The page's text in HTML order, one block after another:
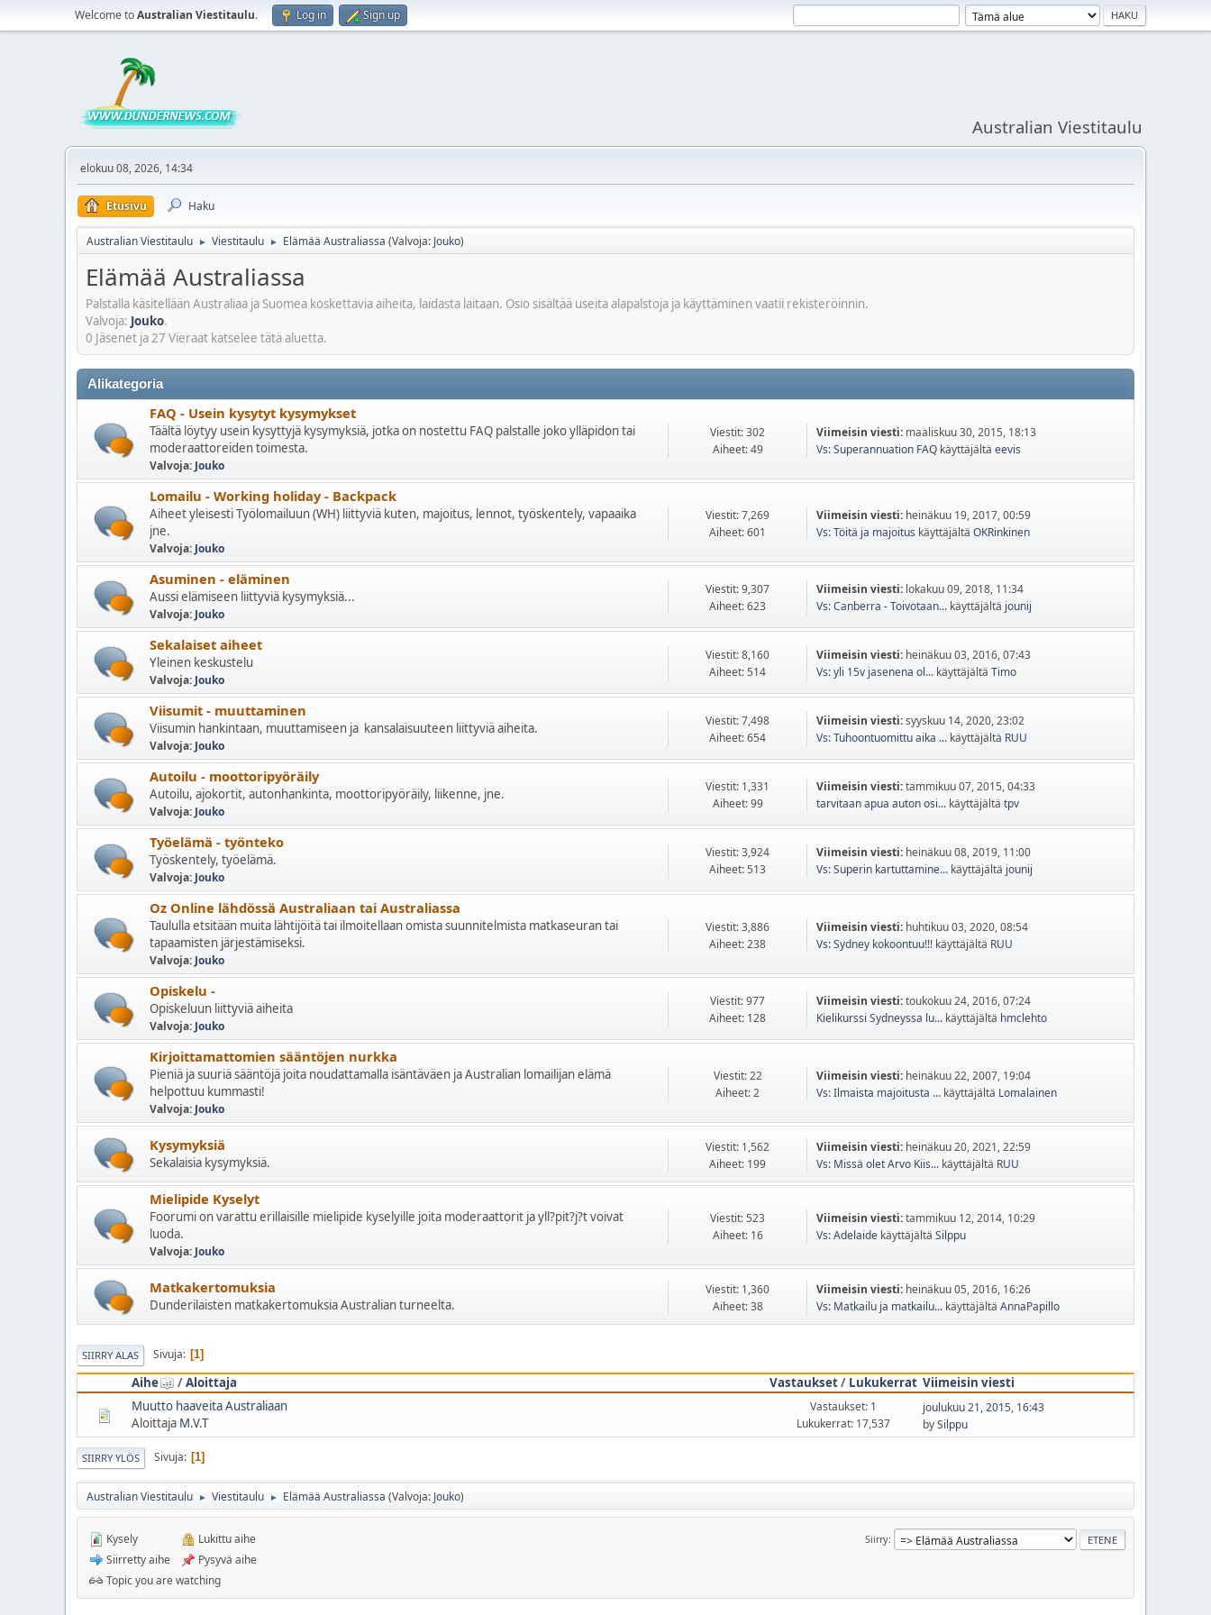
Welcome toAustralian Viestitaulu. Log in Sign up
Australian Viestitaulu
elokuu 08, 2026, 14:34
Etusivu Haku
Australian Viestitaulu ► Viestitaulu ► Elämää Australiassa (Valvoja: Jouko)
Elämää Australiassa
Palstalla käsitellään Australiaa ja Suomea koskettavia aiheita, laidasta laitaan. Osio sisältää useita alapalstoja ja käyttäminen vaatii rekisteröinnin.
Valvoja: Jouko.
0 Jäsenet ja 27 Vieraat katselee tätä aluetta.
Alikategoria
FAQ - Usein kysytyt kysymykset
Täältä löytyy usein kysyttyjä kysymyksiä, jotka on nostettu FAQ palstalle joko ylläpidon tai
moderaattoreiden toimesta.
Valvoja: Jouko
Viestit: 302
Aiheet: 49
Viimeisin viesti: maaliskuu 30, 2015, 18:13
Vs: Superannuation FAQ käyttäjältäeevis
Lomailu - Working holiday - Backpack
Aiheet yleisesti Työlomailuun (WH) liittyviä kuten, majoitus, lennot, työskentely, vapaaika
jne.
Valvoja: Jouko
Viestit: 7,269
Aiheet: 601
Viimeisin viesti: heinäkuu 19, 2017, 00:59
Vs: Töitä ja majoitus käyttäjältäOKRinkinen
Asuminen - eläminen
Aussi elämiseen liittyviä kysymyksiä...
Valvoja: Jouko
Viestit: 9,307
Aiheet: 623
Viimeisin viesti: lokakuu 09, 2018, 11:34
Vs: Canberra - Toivotaan... käyttäjältä jounij
Sekalaiset aiheet
Yleinen keskustelu
Valvoja: Jouko
Viestit: 8,160
Aiheet: 514
Viimeisin viesti: heinäkuu 03, 2016, 07:43
Vs: yli 15v jasenena ol... käyttäjältäTimo
Viisumit - muuttaminen
Viisumin hankintaan, muuttamiseen ja kansalaisuuteen liittyviä aiheita.
Valvoja: Jouko
Viestit: 7,498
Aiheet: 654
Viimeisin viesti:syyskuu 14, 2020, 23:02
Vs: Tuhoontuomittu aika ... käyttäjältä RUU
Autoilu - moottoripyöräily
Autoilu, ajokortit, autonhankinta, moottoripyöräily, liikenne, jne.
Valvoja: Jouko
Viestit: 1,331
Aiheet: 99
Viimeisin viesti:tammikuu 07, 2015, 04:33
tarvitaan apua auton osi... käyttäjältätpv
Työelämä - työnteko
Työskentely, työelämä.
Valvoja: Jouko
Viestit: 3,924
Aiheet: 513
Viimeisin viesti: heinäkuu 08, 2019, 11:00
Vs: Superin kartuttamine... käyttäjältä jounij
Oz Online lähdössä Australiaan tai Australiassa
Taululla etsitään muita lähtijöitä tai ilmoitellaan omista suunnitelmista matkaseuran tai
tapaamisten järjestämiseksi.
Valvoja: Jouko
Viestit: 3,886
Aiheet: 238
Viimeisin viesti: huhtikuu 03, 2020, 08:54
Vs: Sydney kokoontuu!!! käyttäjältä RUU
Opiskelu -
Opiskeluun liittyviä aiheita
Valvoja: Jouko
Viestit: 977
Aiheet: 128
Viimeisin viesti:toukokuu 24, 2016, 07:24
Kielikurssi Sydneyssa lu... käyttäjältä hmclehto
Kirjoittamattomien sääntöjen nurkka
Pieniä ja suuriä sääntöjä joita noudattamalla isäntäväen ja Australian lomailijan elämä
helpottuu kummasti!
Valvoja: Jouko
Viestit: 22
Aiheet: 2
Viimeisin viesti: heinäkuu 22, 2007, 19:04
Vs: Ilmaista majoitusta ... käyttäjältä Lomalainen
Kysymyksiä
Sekalaisia kysymyksiä.
Viestit: 1,562
Aiheet: 199
Viimeisin viesti: heinäkuu 20, 2021, 22:59
Vs: Missä olet Arvo Kiis... käyttäjältä RUU
Mielipide Kyselyt
Foorumi on varattu erillaisille mielipide kyselyille joita moderaattorit ja yll?pit?j?t voivat
luoda.
Valvoja: Jouko
Viestit: 523
Aiheet: 16
Viimeisin viesti:tammikuu 12, 2014, 10:29
Vs: Adelaide käyttäjältäSilppu
Matkakertomuksia
Dunderilaisten matkakertomuksia Australian turneelta.
Viestit: 1,360
Aiheet: 38
Viimeisin viesti: heinäkuu 05, 2016, 16:26
Vs: Matkailu ja matkailu... käyttäjältäAnnaPapillo
SIIRRY ALAS Sivuja 1
Aihe /Aloittaja Vastaukset/ Lukukerrat Viimeisin viesti
Muutto haaveita Australiaan
Aloittaja M.V.T
Vastaukset: 1
Lukukerrat: 17,537
joulukuu 21, 2015, 16:43
bySilppu
SIIRRY YLÖS Sivuja 1
Australian Viestitaulu ► Viestitaulu ► Elämää Australiassa (Valvoja: Jouko)
Siirry
Kysely
Siirretty aihe
Lukittu aihe
Pysyvä aihe
Topic you are watching